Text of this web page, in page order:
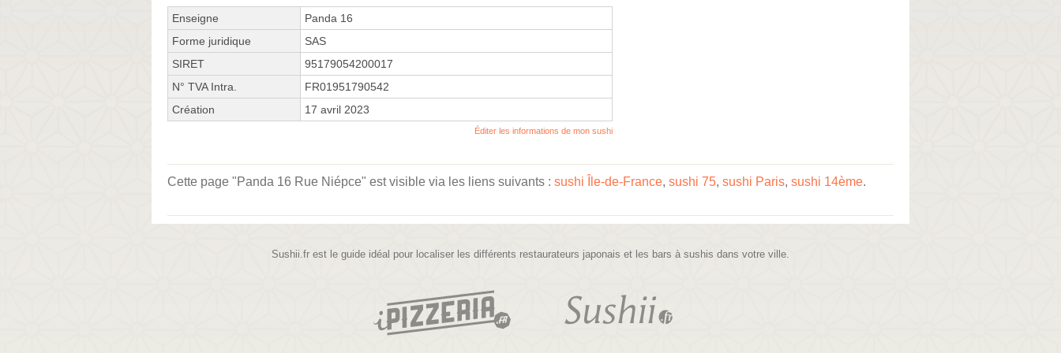
Enseigne
Panda 16
Forme juridique
SAS
SIRET
95179054200017
N° TVA Intra.
FR01951790542
Création
17 avril 2023
Éditer les informations de mon sushi
Cette page "Panda 16 Rue Niépce" est visible via les liens suivants : sushi Île-de-France, sushi 75, sushi Paris, sushi 14ème.
Sushii.fr est le guide idéal pour localiser les différents restaurateurs japonais et les bars à sushis dans votre ville.